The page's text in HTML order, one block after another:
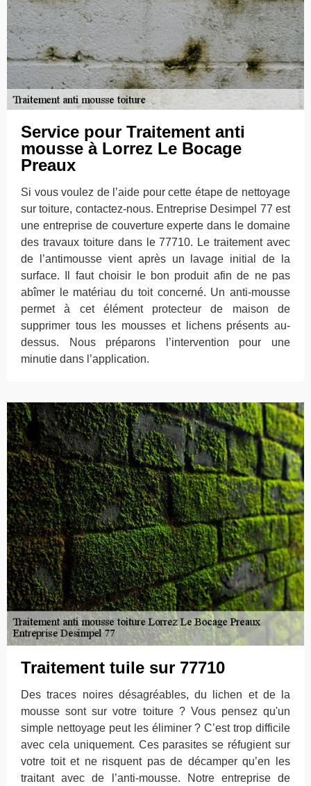
Service pour Traitement anti
mousse à Lorrez Le Bocage
Preaux
Si vous voulez de l’aide pour cette étape de nettoyage
sur toiture, contactez-nous. Entreprise Desimpel 77 est
une entreprise de couverture experte dans le domaine
des travaux toiture dans le 77710. Le traitement avec
de l’antimousse vient après un lavage initial de la
surface. Il faut choisir le bon produit afin de ne pas
abîmer le matériau du toit concerné. Un anti-mousse
permet à cet élément protecteur de maison de
supprimer tous les mousses et lichens présents au-
dessus. Nous préparons l’intervention pour une
minutie dans l’application.
Traitement tuile sur 77710
Des traces noires désagréables, du lichen et de la
mousse sont sur votre toiture ? Vous pensez qu'un
simple nettoyage peut les éliminer ? C’est trop difficile
avec cela uniquement. Ces parasites se réfugient sur
votre toit et ne risquent pas de décamper qu’en les
traitant avec de l’anti-mousse. Notre entreprise de